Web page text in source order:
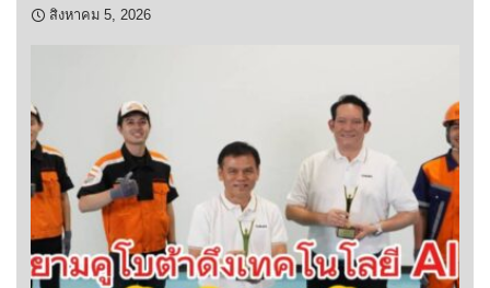
สิงหาคม 5, 2026